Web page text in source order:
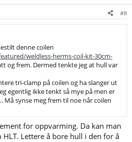
#8
denne coilen
weldless-herms-coil-kit-30cm-
og frem. Dermed tenkte jeg at hull var
tri-clamp på coilen og ha slanger ut
egentlig ikke tenkt så mye på men er
Må synse meg frem til noe når coilen
for oppvarming. Da kan man
Lettere å bore hull i den for å